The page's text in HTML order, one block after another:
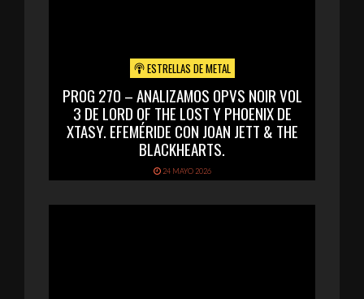
ESTRELLAS DE METAL
PROG 270 – ANALIZAMOS OPVS NOIR VOL
3 DE LORD OF THE LOST Y PHOENIX DE
XTASY. EFEMÉRIDE CON JOAN JETT & THE
BLACKHEARTS.
24 MAYO 2026